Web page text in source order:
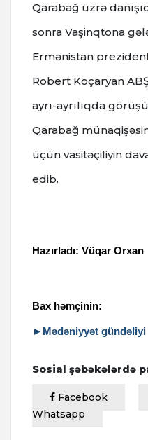
Qarabağ üzrə
sonra Vaşinqtona
Ermənistan
Robert Koçaryan
ayrı-ayrılıqda
Qarabağ
üçün vasitəçiliyin
edib.
Hazırladı: Vüqar Orxan
Bax həmçinin:
►Mədəniyyət gündəliyi
Sosial şəbəkələrdə
Facebook
Whatsapp